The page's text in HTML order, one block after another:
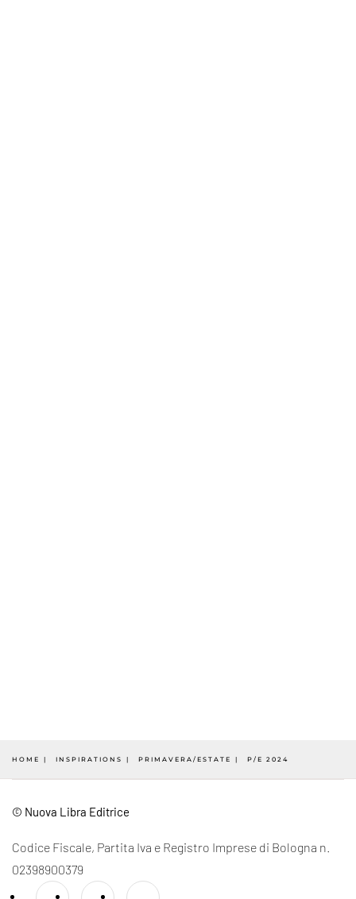
HOME INSPIRATIONS PRIMAVERA/ESTATE P/E 2024
© Nuova Libra Editrice
Codice Fiscale, Partita Iva e Registro Imprese di Bologna n.
02398900379